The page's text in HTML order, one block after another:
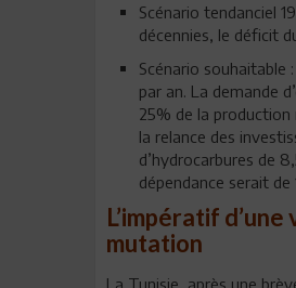
Scénario tendanciel
décennies, le déficit
Scénario souhaitable
par an. La demande
25% de la
la relance des
d’hydrocarbures de
dépendance serait de
L’impératif
mutation
La Tunisie, après une